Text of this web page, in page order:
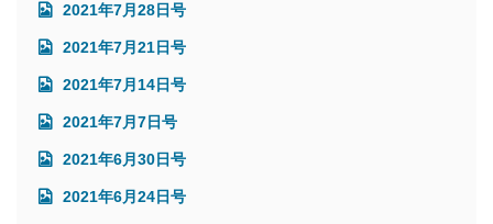
2021年7月28日号
2021年7月21日号
2021年7月14日号
2021年7月7日号
2021年6月30日号
2021年6月24日号